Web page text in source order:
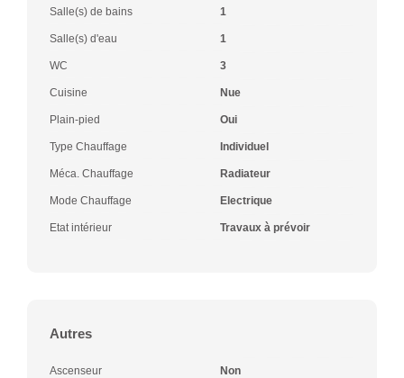
Salle(s) de bains 1
Salle(s) d'eau 1
WC 3
Cuisine Nue
Plain-pied Oui
Type Chauffage Individuel
Méca. Chauffage Radiateur
Mode Chauffage Electrique
Etat intérieur Travaux à prévoir
Autres
Ascenseur Non